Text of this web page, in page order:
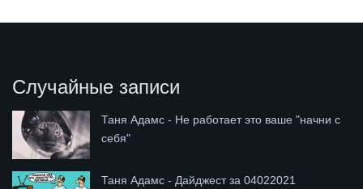
Случайные записи
Таня Адамс - Не работает это ваше "начни с
себя"
Таня Адамс - Дайджест за 04022021